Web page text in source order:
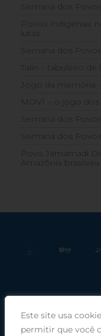
Este site usa
permitir que você
Semana dos
Povos Indígenas:
lutas
Semana dos
Talin – tabuleiro
Jogo da memória
MOVÍ – o jogo
Semana dos
Semana dos
Povo Jamamadi
Amazônia brasileira
Praça Rui Barbosa,